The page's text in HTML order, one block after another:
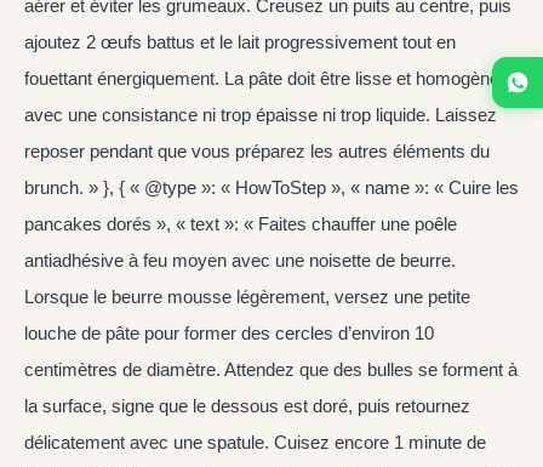
aérer et éviter les grumeaux. Creusez un puits au centre, puis
ajoutez 2 œufs battus et le lait progressivement tout en
fouettant énergiquement. La pâte doit être lisse et homogène,
avec une consistance ni trop épaisse ni trop liquide. Laissez
reposer pendant que vous préparez les autres éléments du
brunch. » }, { « @type »: « HowToStep », « name »: « Cuire les
pancakes dorés », « text »: « Faites chauffer une poêle
antiadhésive à feu moyen avec une noisette de beurre.
Lorsque le beurre mousse légèrement, versez une petite
louche de pâte pour former des cercles d’environ 10
centimètres de diamètre. Attendez que des bulles se forment à
la surface, signe que le dessous est doré, puis retournez
délicatement avec une spatule. Cuisez encore 1 minute de